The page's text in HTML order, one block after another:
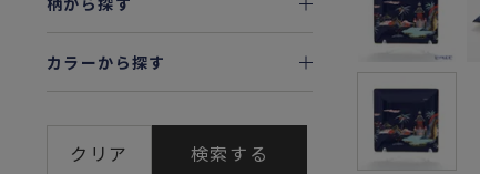
カラーから探す
クリア 検索する